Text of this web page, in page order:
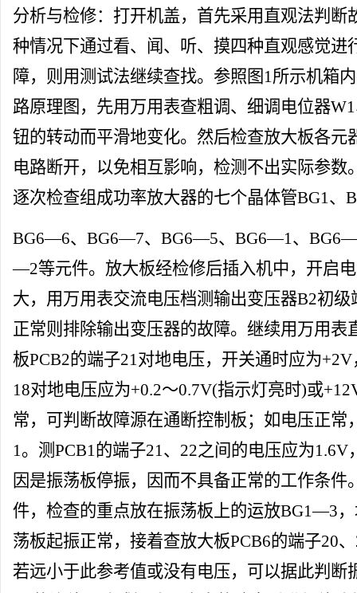
分析与检修：打开机盖，首先采用直观法判断
种情况下通过看、闻、听、摸四种直观感觉进
障，则用测试法继续查找。参照图1所示机箱
路原理图，先用万用表查粗调、细调电位器
钮的转动而平滑地变化。然后检查放大板各元
电路断开，以免相互影响，检测不出实际参数
逐次检查组成功率放大器的七个晶体管BG1、
BG6—6、BG6—7、BG6—5、BG6—1、
—2等元件。放大板经检修后插入机中，开启
大，用万用表交流电压档测输出变压器B2初
正常则排除输出变压器的故障。继续用万用表
板PCB2的端子21对地电压，开关通时应为
18对地电压应为+0.2～0.7V(指示灯亮时)或
常，可判断故障源在通断控制板；如电压正常
1。测PCB1的端子21、22之间的电压应为
因是振荡板停振，因而不具备正常的工作条件
件，检查的重点放在振荡板上的运放BG1—3
荡板起振正常，接着查放大板PCB6的端子20
若远小于此参考值或没有电压，可以据此判断